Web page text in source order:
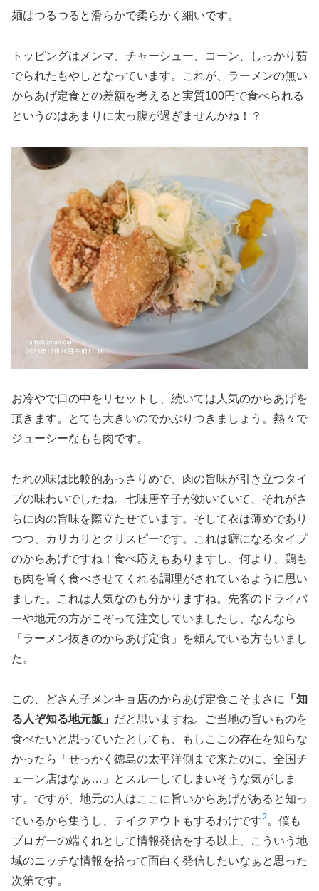
麺はつるつると滑らかで柔らかく細いです。
トッピングはメンマ、チャーシュー、コーン、しっかり茹
でられたもやしとなっています。これが、ラーメンの無い
からあげ定食との差額を考えると実質100円で食べられる
というのはあまりに太っ腹が過ぎませんかね！？
お冷やで口の中をリセットし、続いては人気のからあげを
頂きます。とても大きいのでかぶりつきましょう。熱々で
ジューシーなもも肉です。
たれの味は比較的あっさりめで、肉の旨味が引き立つタイ
プの味わいでしたね。七味唐辛子が効いていて、それがさ
らに肉の旨味を際立たせています。そして衣は薄めであり
つつ、カリカリとクリスピーです。これは癖になるタイプ
のからあげですね！食べ応えもありますし、何より、鶏も
も肉を旨く食べさせてくれる調理がされているように思い
ました。これは人気なのも分かりますね。先客のドライバ
ーや地元の方がこぞって注文していましたし、なんなら
「ラーメン抜きのからあげ定食」を頼んでいる方もいまし
た。
この、どさん子メンキョ店のからあげ定食こそまさに
「知
る人ぞ知る地元飯」 だと思いますね。ご当地の旨いものを
食べたいと思っていたとしても、もしここの存在を知らな
かったら「せっかく徳島の太平洋側まで来たのに、全国チ
ェーン店はなぁ…」とスルーしてしまいそうな気がしま
す。ですが、地元の人はここに旨いからあげがあると知っ
ているから集うし、テイクアウトもするわけです2。僕も
ブロガーの端くれとして情報発信をする以上、こういう地
域のニッチな情報を拾って面白く発信したいなぁと思った
次第です。